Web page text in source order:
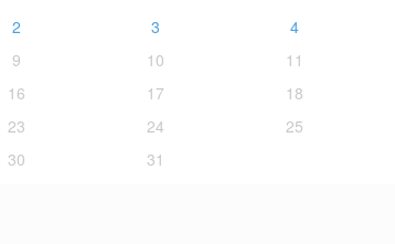
2
3 4
9
10 11
16
17 18
23
24 25
30
31